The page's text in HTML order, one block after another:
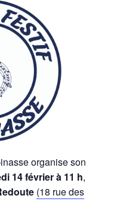
organise son
14 février à 11 h,
(18 rue des